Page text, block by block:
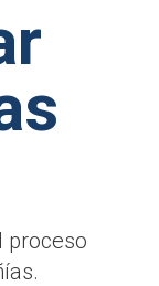
proceso